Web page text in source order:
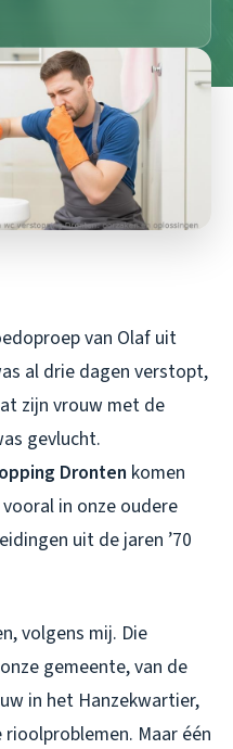
van Olaf uit
al drie dagen verstopt,
zijn vrouw met de
gevlucht.
Dronten komen
in onze oudere
uit de jaren ’70
volgens mij. Die
gemeente, van de
in het Hanzekwartier,
Maar één